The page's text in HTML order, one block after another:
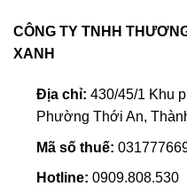
CÔNG TY TNHH
XANH
Địa chỉ: 430/45/1 Khu
Phường Thới An,
Mã số thuế:
Hotline: 0909.808.530